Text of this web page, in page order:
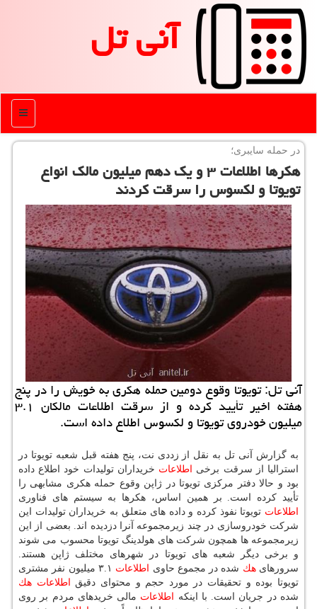
آنی تل
منو
در حمله سایبری؛
هكرها اطلاعات ۳ و یك دهم میلیون مالك انواع
تویوتا و لكسوس را سرقت كردند
آنی تل: تویوتا وقوع دومین حمله هكری به خویش را در پنج
هفته اخیر تأیید كرده و از سرقت اطلاعات مالكان ۳.۱
میلیون خودروی تویوتا و لكسوس اطلاع داده است.
به گزارش آنی تل به نقل از زددی نت، پنج هفته قبل شعبه تویوتا در
استرالیا از سرقت برخی
اطلاعات خریداران تولیدات خود اطلاع داده
بود و حالا دفتر مركزی تویوتا در ژاپن وقوع حمله هكری مشابهی را
تأیید كرده است. بر همین اساس، هكرها به سیستم های فناوری
اطلاعات تویوتا نفوذ كرده و داده های متعلق به خریداران تولیدات این
شركت خودروسازی در چند زیرمجموعه آنرا دزدیده اند. بعضی از این
زیرمجموعه ها همچون شركت های هولدینگ تویوتا محسوب می شوند
و برخی دیگر شعبه های تویوتا در شهرهای مختلف ژاپن هستند.
سرورهایهك شده در مجموع حاوی اطلاعات
۳.۱ میلیون نفر مشتری
تویوتا بوده و تحقیقات در مورد حجم و محتوای دقیق
اطلاعات هك
شده در جریان است. با اینكه
اطلاعات مالی خریدهای مردم بر روی